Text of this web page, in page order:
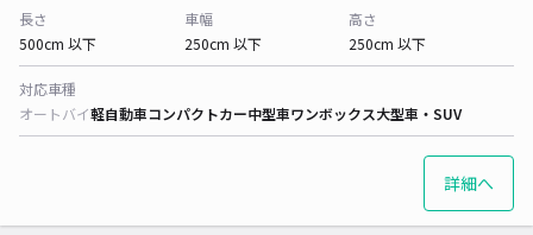
長さ
500cm 以下
車幅
250cm 以下
高さ
250cm 以下
対応車種
オートバイ軽自動車コンパクトカー中型車ワンボックス大型車・SUV
詳細へ